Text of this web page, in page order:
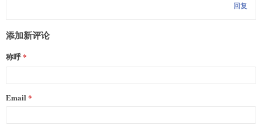
回复
添加新评论
称呼
Email